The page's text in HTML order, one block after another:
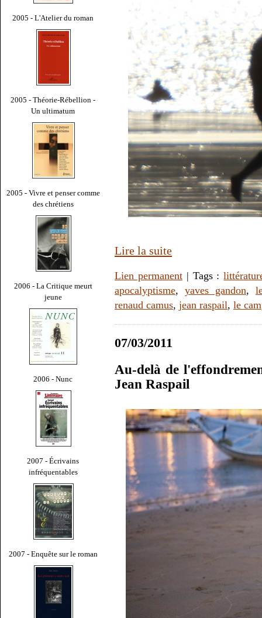
2005 - L'Atelier du roman
2005 - Théorie-Rébellion -
Un ultimatum
2005 - Vivre et penser comme
des chrétiens
2006 - La Critique meurt
jeune
2006 - Nunc
2007 - Écrivains
infréquentables
2007 - Enquête sur le roman
Lire la suite
Lien permanent| Tags :
apocalyptisme, yaves gandon,
renaud camus, jean raspail, le
07/03/2011
Au-delà de
Jean Raspail